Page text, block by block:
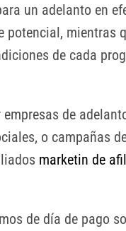
un adelanto en
mientras
de cada
de
o campañas
marketin de
de día de pago